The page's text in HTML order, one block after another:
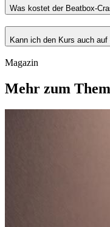
Was kostet der Beatbox-
Kann ich den Kurs auch
Magazin
Mehr zum